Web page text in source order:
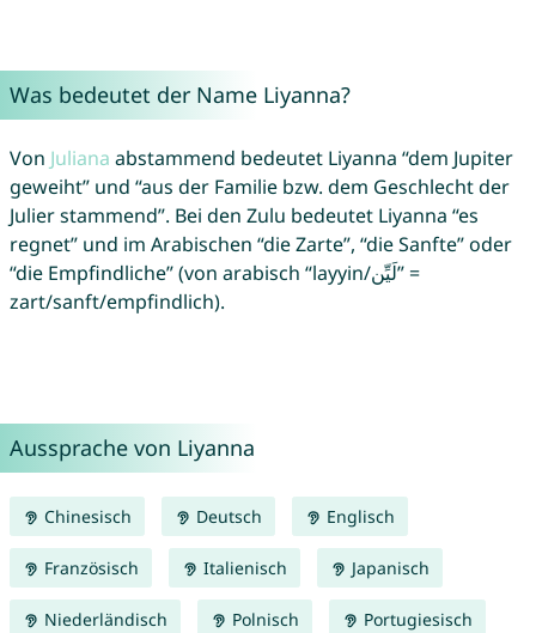
Was bedeutet der Name Liyanna?
Von Juliana abstammend bedeutet Liyanna “dem Jupiter
geweiht” und “aus der Familie bzw. dem Geschlecht der
Julier stammend”. Bei den Zulu bedeutet Liyanna “es
regnet” und im Arabischen “die Zarte”, “die Sanfte” oder
“die Empfindliche” (von arabisch “layyin/لَيِّن” =
zart/sanft/empfindlich).
Aussprache von Liyanna
Chinesisch Deutsch Englisch
Französisch Italienisch Japanisch
Niederländisch Polnisch Portugiesisch